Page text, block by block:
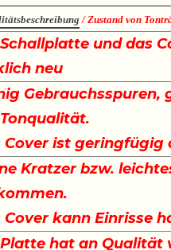
/ Zustand von
und das
neu
Cover ist
Kratzer bzw.
Cover kann Einrisse
hat an